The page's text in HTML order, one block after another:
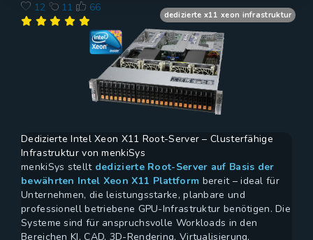
12 11 66
dedizierte x11 xeon infrastruktur
Dedizierte Intel Xeon X11 Root-Server – Clusterfähige
Infrastruktur von menkiSys
menkiSys stellt dedizierte Root-Server auf Basis der
bewährten Intel Xeon X11 Plattform bereit – ideal für
Unternehmen, die leistungsstarke, planbare und
professionell betriebene GPU-Infrastruktur benötigen. Die
Systeme sind für anspruchsvolle Workloads in den
Bereichen KI, CAD, 3D-Rendering, Virtualisierung,